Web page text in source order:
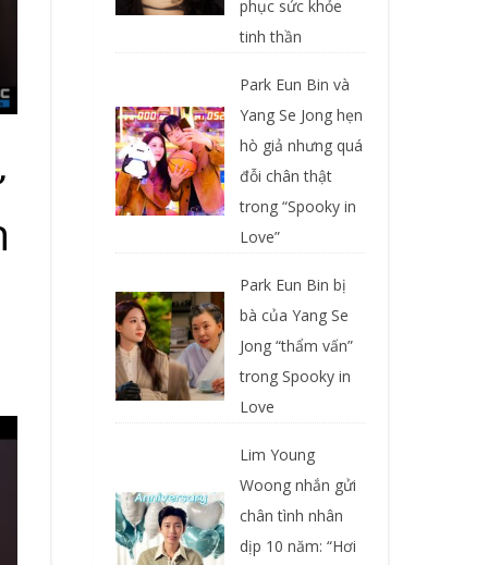
phục sức khỏe
tinh thần
Park Eun Bin và
Yang Se Jong hẹn
hò giả nhưng quá
đỗi chân thật
trong “Spooky in
Love”
Park Eun Bin bị
bà của Yang Se
Jong “thẩm vấn”
trong Spooky in
Love
Lim Young
Woong nhắn gửi
chân tình nhân
dịp 10 năm: “Hơi